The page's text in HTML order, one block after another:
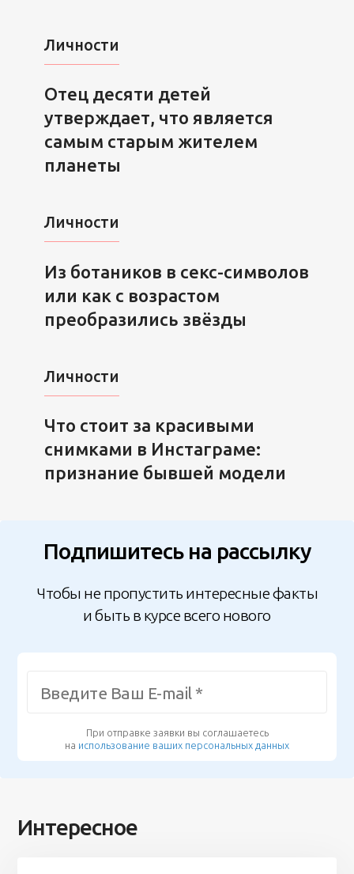
Личности
Отец десяти детей
утверждает, что является
самым старым жителем
планеты
Личности
Из ботаников в секс-символов
или как с возрастом
преобразились звёзды
Личности
Что стоит за красивыми
снимками в Инстаграме:
признание бывшей модели
Подпишитесь на рассылку
Чтобы не пропустить интересные факты
и быть в курсе всего нового
При отправке заявки вы соглашаетесь
на использование ваших персональных данных
Интересное